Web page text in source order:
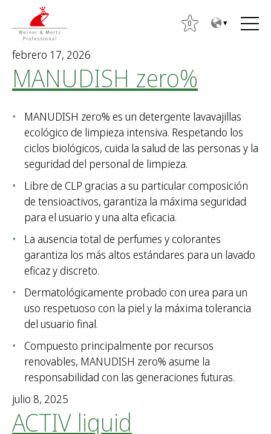
0
c
febrero 17, 2026
MANUDISH zero%
MANUDISH zero% es un detergente lavavajillas
ecológico de limpieza intensiva. Respetando los
ciclos biológicos, cuida la salud de las personas y la
seguridad del personal de limpieza.
Libre de CLP gracias a su particular composición
de tensioactivos, garantiza la máxima seguridad
para el usuario y una alta eficacia.
La ausencia total de perfumes y colorantes
garantiza los más altos estándares para un lavado
eficaz y discreto.
Dermatológicamente probado con urea para un
uso respetuoso con la piel y la máxima tolerancia
del usuario final.
Compuesto principalmente por recursos
renovables, MANUDISH zero% asume la
responsabilidad con las generaciones futuras.
julio 8, 2025
ACTIV liquid